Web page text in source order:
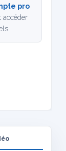
pro
accéder